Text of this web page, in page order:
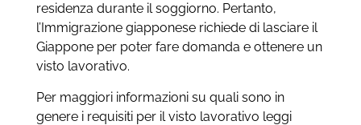
residenza durante il soggiorno. Pertanto,
l’Immigrazione giapponese richiede di lasciare il
Giappone per poter fare domanda e ottenere un
visto lavorativo.
Per maggiori informazioni su quali sono in
genere i requisiti per il visto lavorativo leggi